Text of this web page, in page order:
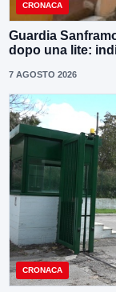
CRONACA
Guardia
dopo una lite:
7 AGOSTO 2026
CRONACA